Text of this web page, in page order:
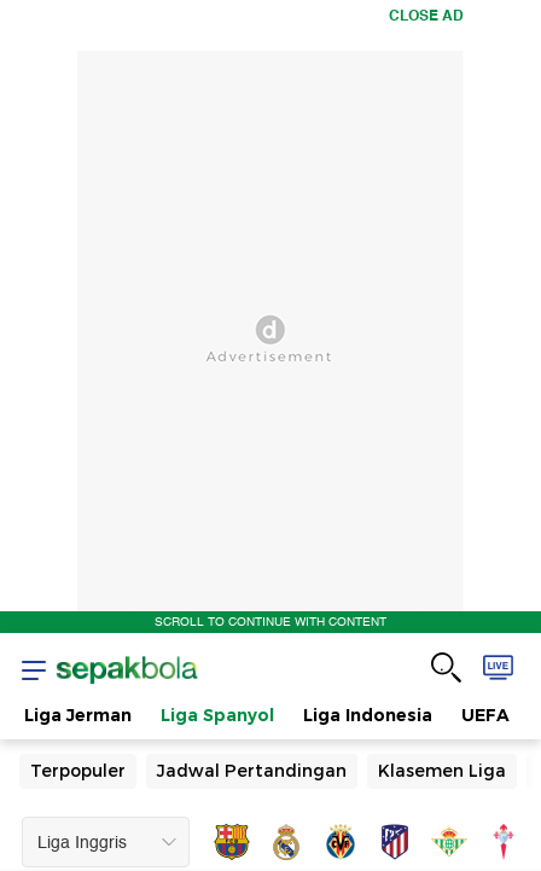
CLOSE AD
SCROLL TO CONTINUE WITH CONTENT
Liga Jerman Liga Spanyol Liga Indonesia UEFA
Terpopuler Jadwal Pertandingan Klasemen Liga